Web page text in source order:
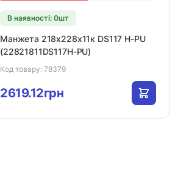
В наявності: 0шт
Манжета 218х228х11к DS117 H-PU
(22821811DS117H-PU)
Код товару: 78379
2619.12грн